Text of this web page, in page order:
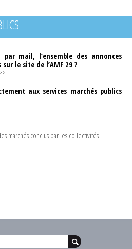
par mail, l’ensemble des annonces
le site de l’AMF 29 ?
aux services marchés publics
marchés conclus par les collectivités